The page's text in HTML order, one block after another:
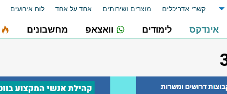
קשרי אדריכלים מוצרים ושירותים אחד על אחד לוח אירועים
אינדקס לימודים וואצאפ מחשבונים